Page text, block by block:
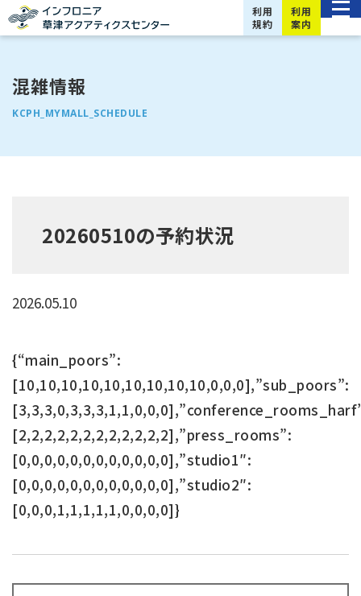
利用
規約
利用
案内
KCPH_MYMALL_SCHEDULE
混雑情報
20260510の予約状況
2026.05.10
{“main_poors”:
[10,10,10,10,10,10,10,10,10,0,0,0],”sub_poors”:
[2,2,2,2,2,2,2,2,2,2,2,2],”press_rooms”:
[0,0,0,0,0,0,0,0,0,0,0,0],”studio1″:
[0,0,0,0,0,0,0,0,0,0,0,0],”studio2″:
[0,0,0,1,1,1,1,1,0,0,0,0]}